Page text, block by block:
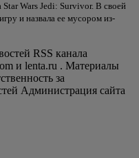
Wars Jedi: Survivor. В своей
и назвала ее мусором из-
RSS канала
и lenta.ru . Материалы
за
Администрация сайта